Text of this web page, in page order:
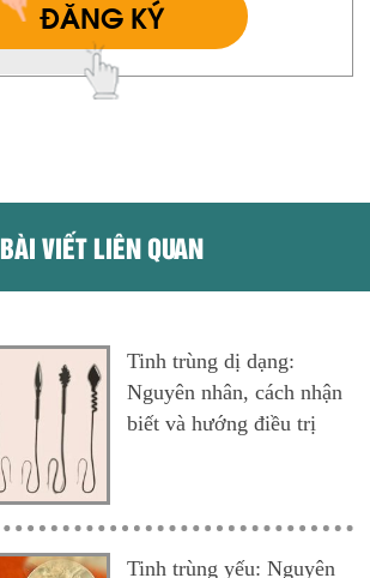
ĐĂNG KÝ
BÀI VIẾT LIÊN QUAN
Tinh trùng dị dạng:
Nguyên nhân, cách nhận
biết và hướng điều trị
Tinh trùng yếu: Nguyên